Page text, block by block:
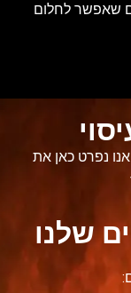
שאפשר לחלום
נפרט כאן את
שלנו